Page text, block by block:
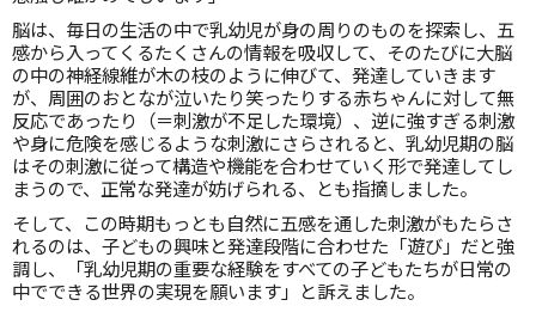
脳は、毎日の生活の中で乳幼児が身の周りのものを探索し、五
感から入ってくるたくさんの情報を吸収して、そのたびに大脳
の中の神経線維が木の枝のように伸びて、発達していきます
が、周囲のおとなが泣いたり笑ったりする赤ちゃんに対して無
反応であったり（＝刺激が不足した環境）、逆に強すぎる刺激
や身に危険を感じるような刺激にさらされると、乳幼児期の脳
はその刺激に従って構造や機能を合わせていく形で発達してし
まうので、正常な発達が妨げられる、とも指摘しました。
そして、この時期もっとも自然に五感を通した刺激がもたらさ
れるのは、子どもの興味と発達段階に合わせた「遊び」だと強
調し、「乳幼児期の重要な経験をすべての子どもたちが日常の
中でできる世界の実現を願います」と訴えました。